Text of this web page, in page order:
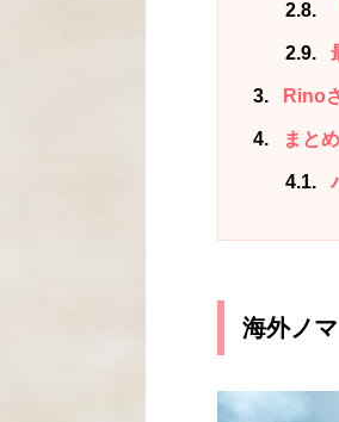
2.8
2.9
3 Rino
4 まとめ
4.1
海外ノ